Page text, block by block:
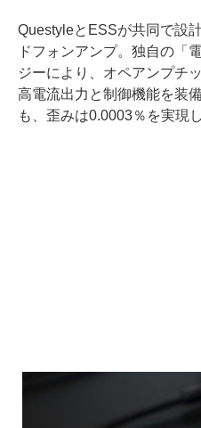
QuestyleとESSが共同で設
ドフォンアンプ。独自の「
ジーにより、オペアンプチ
高電流出力と制御機能を装
も、歪みは0.0003％を実現